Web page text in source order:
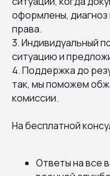
оформлены, диагноз
права.
3. Индивидуальный
ситуацию и
4. Поддержка до
так, мы поможем
комиссии.
На бесплатной
Ответы на все